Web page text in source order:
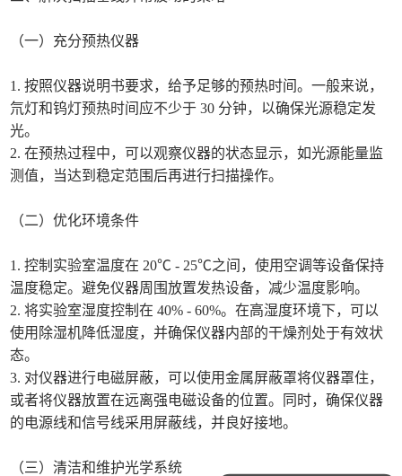
（一）充分预热仪器
1. 按照仪器说明书要求，给予足够的预热时间。一般来说，
氘灯和钨灯预热时间应不少于 30 分钟，以确保光源稳定发
光。
2. 在预热过程中，可以观察仪器的状态显示，如光源能量监
测值，当达到稳定范围后再进行扫描操作。
（二）优化环境条件
1. 控制实验室温度在 20℃ - 25℃之间，使用空调等设备保持
温度稳定。避免仪器周围放置发热设备，减少温度影响。
2. 将实验室湿度控制在 40% - 60%。在高湿度环境下，可以
使用除湿机降低湿度，并确保仪器内部的干燥剂处于有效状
态。
3. 对仪器进行电磁屏蔽，可以使用金属屏蔽罩将仪器罩住，
或者将仪器放置在远离强电磁设备的位置。同时，确保仪器
的电源线和信号线采用屏蔽线，并良好接地。
（三）清洁和维护光学系统